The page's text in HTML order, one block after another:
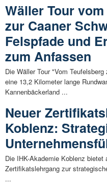
Wäller Tour
zur Caaner
Felspfade und
zum Anfassen
Die Wäller Tour "Vom
eine 13,2 Kilometer lange
Kannenbäckerland ...
Neuer
Koblenz:
Die IHK-Akademie Koblenz bietet
Zertifikatslehrgang zur
...